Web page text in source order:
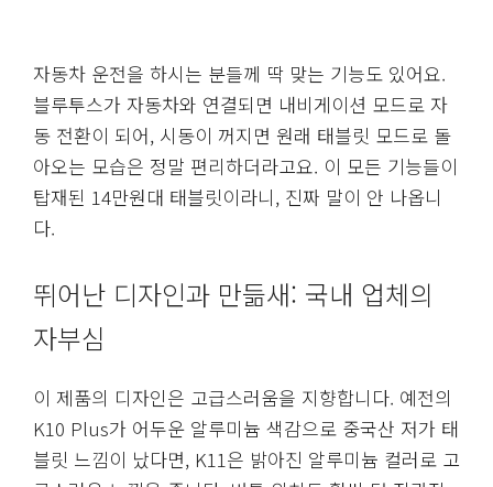
자동차 운전을 하시는 분들께 딱 맞는 기능도 있어요.
블루투스가 자동차와 연결되면 내비게이션 모드로 자
동 전환이 되어, 시동이 꺼지면 원래 태블릿 모드로 돌
아오는 모습은 정말 편리하더라고요. 이 모든 기능들이
탑재된 14만원대 태블릿이라니, 진짜 말이 안 나옵니
다.
뛰어난 디자인과 만듦새: 국내 업체의
자부심
이 제품의 디자인은 고급스러움을 지향합니다. 예전의
K10 Plus가 어두운 알루미늄 색감으로 중국산 저가 태
블릿 느낌이 났다면, K11은 밝아진 알루미늄 컬러로 고